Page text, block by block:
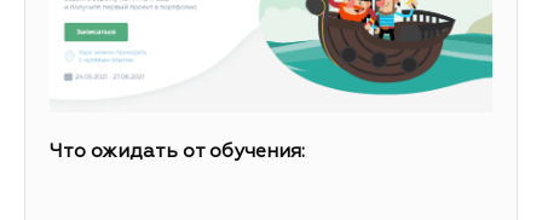
Что ожидать от обучения: